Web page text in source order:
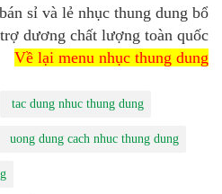
sỉ và lẻ nhục thung dung bổ
dương chất lượng toàn quốc
Về lại menu nhục thung dung
tac dung nhuc thung dung
uong dung cach nhuc thung dung